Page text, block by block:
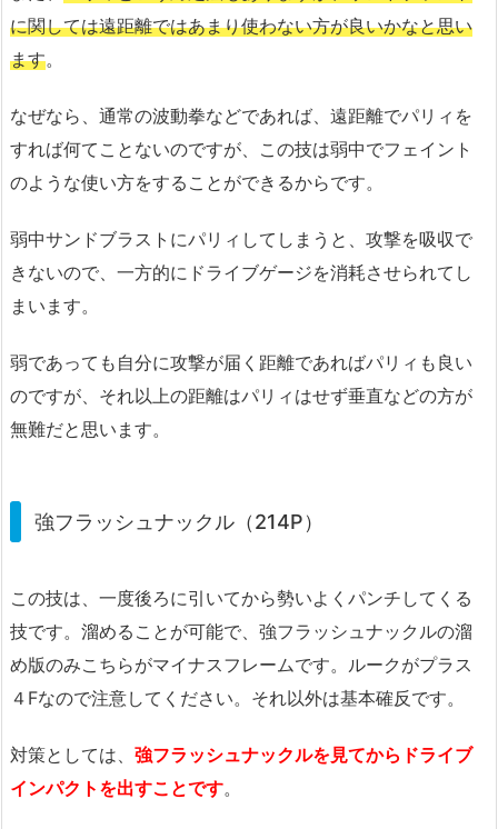
に関しては遠距離ではあまり使わない方が良いかなと思い
ます。
なぜなら、通常の波動拳などであれば、遠距離でパリィを
すれば何てことないのですが、この技は弱中でフェイント
のような使い方をすることができるからです。
弱中サンドブラストにパリィしてしまうと、攻撃を吸収で
きないので、一方的にドライブゲージを消耗させられてし
まいます。
弱であっても自分に攻撃が届く距離であればパリィも良い
のですが、それ以上の距離はパリィはせず垂直などの方が
無難だと思います。
強フラッシュナックル（214P）
この技は、一度後ろに引いてから勢いよくパンチしてくる
技です。溜めることが可能で、強フラッシュナックルの溜
め版のみこちらがマイナスフレームです。ルークがプラス
４Fなので注意してください。それ以外は基本確反です。
対策としては、 強フラッシュナックルを見てからドライブ
インパクトを出すことです。